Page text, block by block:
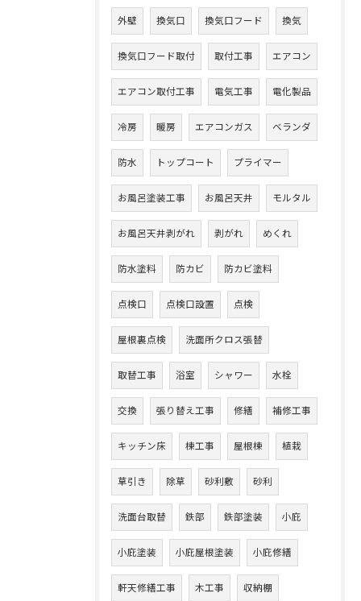
外壁 換気口 換気口フード 換気
換気口フード取付 取付工事 エアコン
エアコン取付工事 電気工事 電化製品
冷房 暖房 エアコンガス ベランダ
防水 トップコート プライマー
お風呂塗装工事 お風呂天井 モルタル
お風呂天井剥がれ 剥がれ めくれ
防水塗料 防カビ 防カビ塗料
点検口 点検口設置 点検
屋根裏点検 洗面所クロス張替
取替工事 浴室 シャワー 水栓
交換 張り替え工事 修繕 補修工事
キッチン床 棟工事 屋根棟 植栽
草引き 除草 砂利敷 砂利
洗面台取替 鉄部 鉄部塗装 小庇
小庇塗装 小庇屋根塗装 小庇修繕
軒天修繕工事 木工事 収納棚